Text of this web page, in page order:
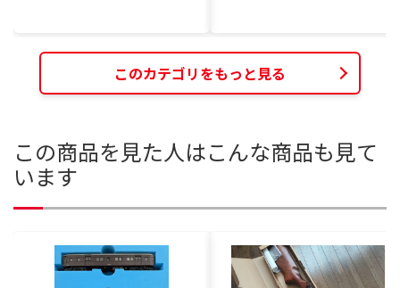
このカテゴリをもっと見る
この商品を見た人はこんな商品も見て
います